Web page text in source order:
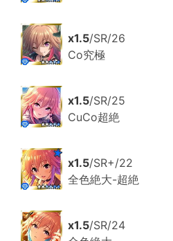
x1.5/SR/26
Co究極
x1.5/SR/25
CuCo超絶
x1.5/SR+/22
全色絶大-超絶
x1.5/SR/24